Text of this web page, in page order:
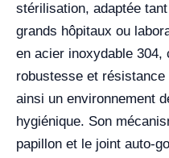
stérilisation, adaptée
grands hôpitaux ou
en acier inoxydable
robustesse et
ainsi un environnement
hygiénique. Son
papillon et le joint auto-